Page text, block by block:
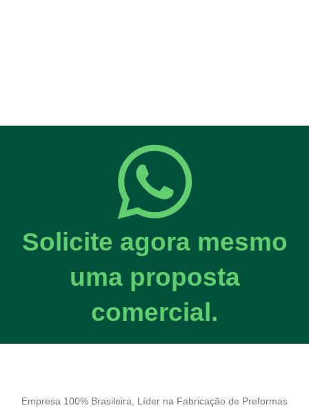
Solicite agora mesmo
uma proposta
comercial.
Empresa 100% Brasileira, Líder na Fabricação de Preformas